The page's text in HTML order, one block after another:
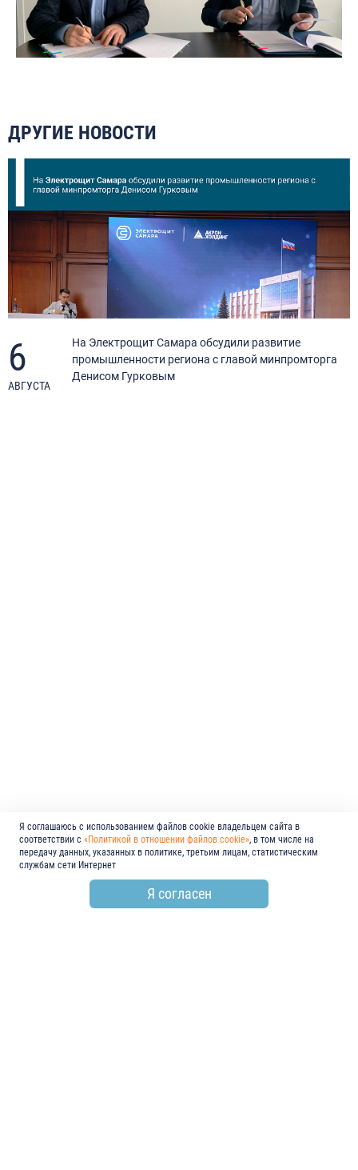
ДРУГИЕ НОВОСТИ
6
АВГУСТА
На Электрощит Самара обсудили развитие
промышленности региона с главой минпромторга
Денисом Гурковым
Я соглашаюсь с использованием файлов cookie владельцем сайта в
соответствии с «Политикой в отношении файлов cookie», в том числе на
передачу данных, указанных в политике, третьим лицам, статистическим
службам сети Интернет
Я согласен